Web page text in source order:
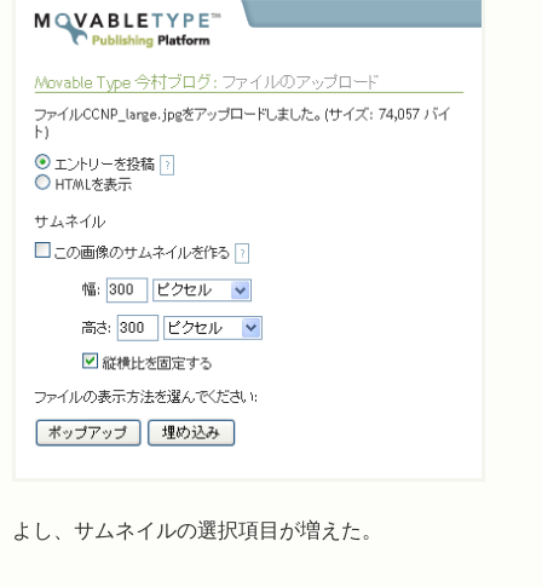
よし、サムネイルの選択項目が増えた。